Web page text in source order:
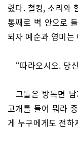
렸다. 철컹, 소리와
통째로 벽 안으로
되자 예순과 영미
“따라오시오. 당
그들은 방독면
고개를 들어 뭐라
게 누구에게도 전